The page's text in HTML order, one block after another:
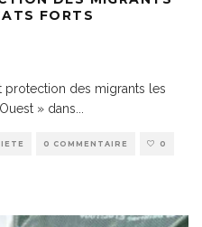
FORTS
protection des migrants les
» dans...
0 COMMENTAIRE 0